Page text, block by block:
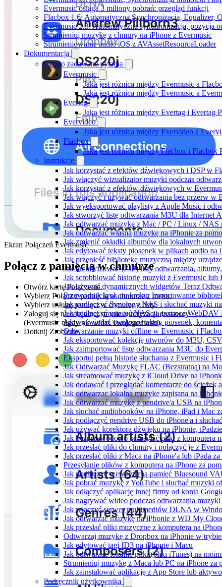
Evermusic osiąga 3 miliony pobrań: przegląd funkcji
Flacbox 1.6: Automatyczna Synchronizacja, Equalizer,
Evermusic 2.3: Automatyczna synchronizacja, pozycja
Strumieniuj muzykę z chmury na iPhone z Evermusic
Strumieniowanie audio iOS z AVAssetResourceLoader
Dokumentacja
Często zadawane pytania
Evermusic
Jaka jest różnica między Evermusic a
Jaka jest różnica między Evermusic a
Evertag
Jaka jest różnica między Evertag i Evertag
Evervideo
Jaka jest różnica między Evervideo a
Flacbox
Jaka jest różnica między Flacbox i Flacbox
Instrukcje
Jak korzystać z efektów dźwiękowych i DSP w
Jak włączyć wizualizator muzyki podczas
Jak korzystać z efektów dźwiękowych w
Jak włączyć i używać odtwarzania bez przerw w
Jak wyeksportować playlisty z Apple Music i
Jak stworzyć listę odtwarzania M3U dla Internet
Jak odtwarzać muzykę z Mac / PC / Linux /
Jak odtwarzać własną muzykę na iPhonie za
Jak zmienić okładki albumów dla lokalnych
Jak edytować teksty piosenek w plikach audio
Jak przenieść bibliotekę muzyczną między
Jak archiwizować (ZIP) listy odtwarzania,
Jak scrobblować historię muzyki z Evermusic lub
Jak używać dynamicznych widgetów Teraz
Przewodnik krok po kroku: Importowanie
Jak podłączyć Synology NAS i słuchać muzyki
Jak podłączyć pamięć NAS za pomocą
Jak wyświetlać osadzone teksty piosenek,
Odtwarzanie muzyki offline w Evermusic i
Jak eksportować kolekcję utworów do M3U,
Jak zaimportować listę odtwarzania M3U do
Eksportuj pełną historię słuchania z Evermusic i
Jak Odtwarzać Muzykę FLAC (Bezstratną) na
Jak streamować muzykę z iCloud Drive na
Jak dodawać i przeglądać komentarze do
Jak odtwarzac lokalna muzyke zapisana na
Jak odtwarzać muzykę z pendrive'a USB na
Jak słuchać audiobooków na iPhone, iPad i Mac
Jak podłączyć pendrive USB do iPhone'a i
Jak używać korektora dźwięku na iPhonie,
Jak bezprzewodowo przesyłać pliki z komputera
Jak przesłać pliki do chmury i połączyć je z
Jak przesłać pliki z Maca na iPhone'a lub iPada
Przesyłanie plików z komputera na iPhone za
Jak podłączyć wewnętrzną pamięć Bluesound
Jak pobrać muzykę z YouTube i słuchać muzyki
Jak odłączyć aplikację innej firmy od konta
Jak nagrywać wideo podczas odtwarzania
Jak włączyć serwer multimediów DLNA w
Jak odtwarzać muzykę na iPhonie z WD My
Jak przesłać pliki muzyczne z komputera na
Odtwarzaj muzykę z Dropbox na iPhonie w
Jak edytować tagi ID3 na iPhonie i Macu
Jak odtwarzać lokalne pliki (pliki iTunes) na
Strumieniuj muzykę z Maca lub PC na iPhone za
Jak zainstalować aplikację z App Store lub
Podręcznik użytkownika
Ekran Połączeń Evermusic
Połącz z pamięcią w chmurze
Otwórz kartę Połączenia.
Wybierz Połącz z pamięcią w chmurze z menu.
Wybierz usługę pamięci w chmurze z listy.
Zaloguj się na oficjalnej stronie autoryzacji dostawcy
(Evermusic nigdy nie widzi Twojego hasła).
Dotknij Zrobione.